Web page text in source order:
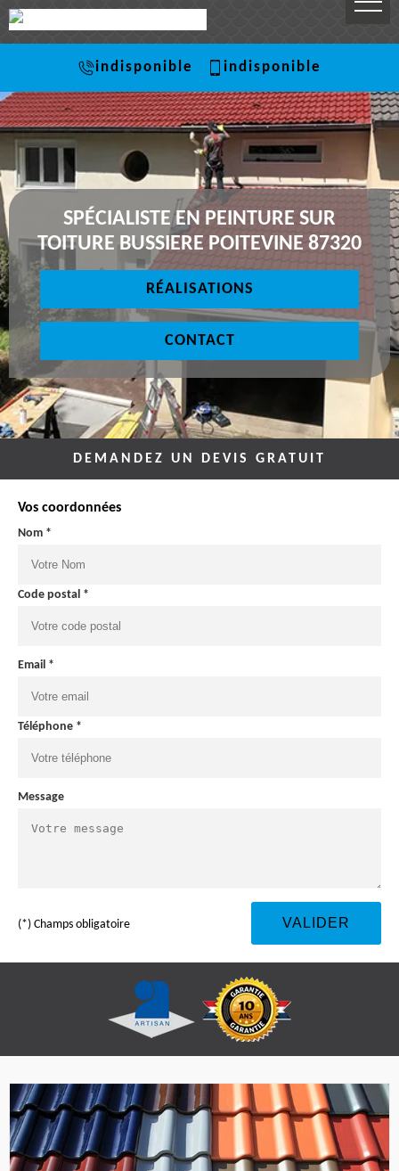
indisponible indisponible
SPÉCIALISTE EN PEINTURE SUR
TOITURE BUSSIERE POITEVINE 87320
RÉALISATIONS
CONTACT
DEMANDEZ UN DEVIS GRATUIT
Vos coordonnées
Nom *
Code postal *
Email *
Téléphone *
Message
(*) Champs obligatoire